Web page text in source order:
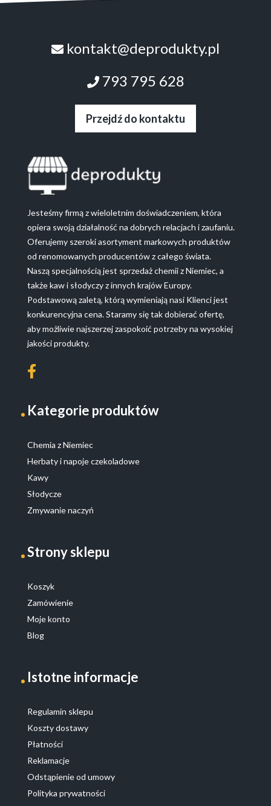
kontakt@deprodukty.pl
793 795 628
Przejdź do kontaktu
Jesteśmy firmą z wieloletnim doświadczeniem, która
opiera swoją działalność na dobrych relacjach i zaufaniu.
Oferujemy szeroki asortyment markowych produktów
od renomowanych producentów z całego świata.
Naszą specjalnością jest sprzedaż chemii z Niemiec, a
także kaw i słodyczy z innych krajów Europy.
Podstawową zaletą, którą wymieniają nasi Klienci jest
konkurencyjna cena. Staramy się tak dobierać ofertę,
aby możliwie najszerzej zaspokoić potrzeby na wysokiej
jakości produkty.
Kategorie produktów
Chemia z Niemiec
Herbaty i napoje czekoladowe
Kawy
Słodycze
Zmywanie naczyń
Strony sklepu
Koszyk
Zamówienie
Moje konto
Blog
Istotne informacje
Regulamin sklepu
Koszty dostawy
Płatności
Reklamacje
Odstąpienie od umowy
Polityka prywatności